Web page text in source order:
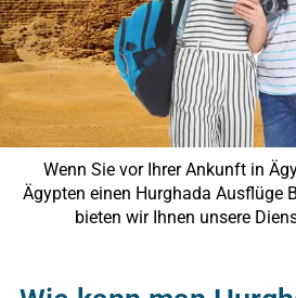
Wenn Sie vor Ihrer Ankunft in
Ägypten einen Hurghada Ausflüge
bieten wir Ihnen unsere